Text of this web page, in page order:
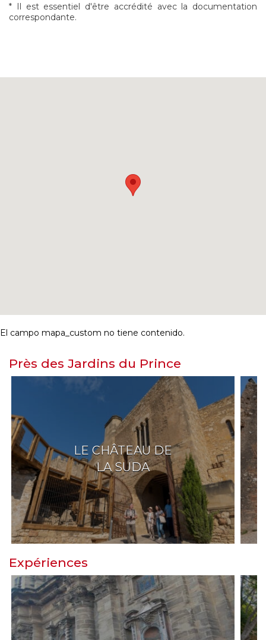
* Il est essentiel d'être accrédité avec la documentation
correspondante.
El campo mapa_custom no tiene contenido.
Près des Jardins du Prince
LE CHÂTEAU DE
LA SUDA
Expériences